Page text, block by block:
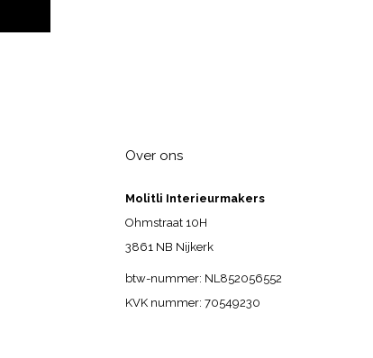
Over ons
Molitli Interieurmakers
Ohmstraat 10H
3861 NB Nijkerk
btw-nummer: NL852056552
KVK nummer: 70549230